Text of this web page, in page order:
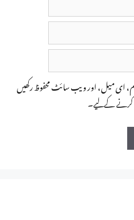
ای میل، اور ویب سائٹ محفوظ رکھیں
کرنے کےلیے۔